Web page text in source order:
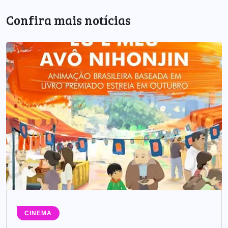
Confira mais notícias
CINEMA